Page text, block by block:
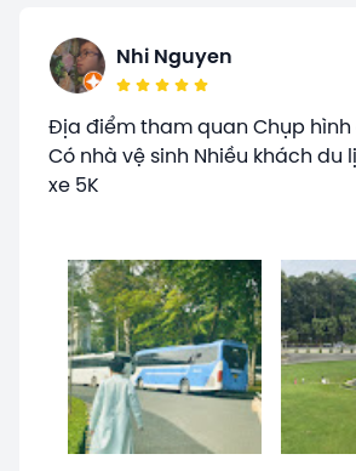
Nhi Nguyen
Địa điểm tham quan Chụp hình
Có nhà vệ sinh Nhiều khách du
xe 5K